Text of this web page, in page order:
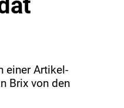
einer Artikel-
Brix von den